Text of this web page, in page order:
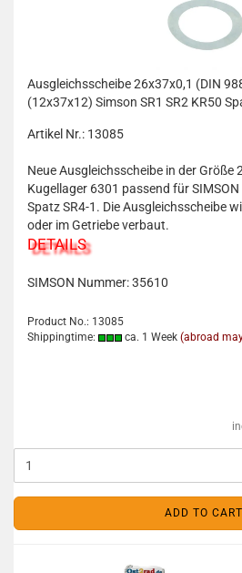
Ausgleichsscheibe 26x37x0,1 (DIN
(12x37x12) Simson SR1 SR2 KR50
Artikel Nr.: 13085
Neue Ausgleichsscheibe in der Größe
Kugellager 6301 passend für SIMSON
Spatz SR4-1. Die Ausgleichsscheibe
oder im Getriebe verbaut.
DETAILS
SIMSON Nummer:35610
Product No.: 13085
Shippingtime:
ca. 1 Week (abroad
ADD TO CART